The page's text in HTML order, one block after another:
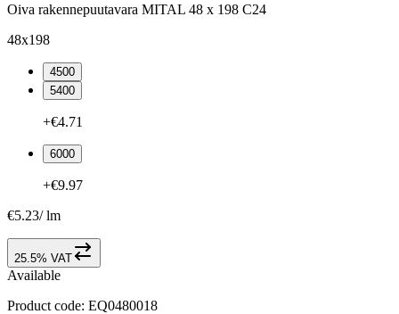
Oiva rakennepuutavara MITAL 48 x 198 C24
48x198
4500
5400
+€4.71
6000
+€9.97
€5.23/ lm
25.5% VAT
Available
Product code: EQ0480018